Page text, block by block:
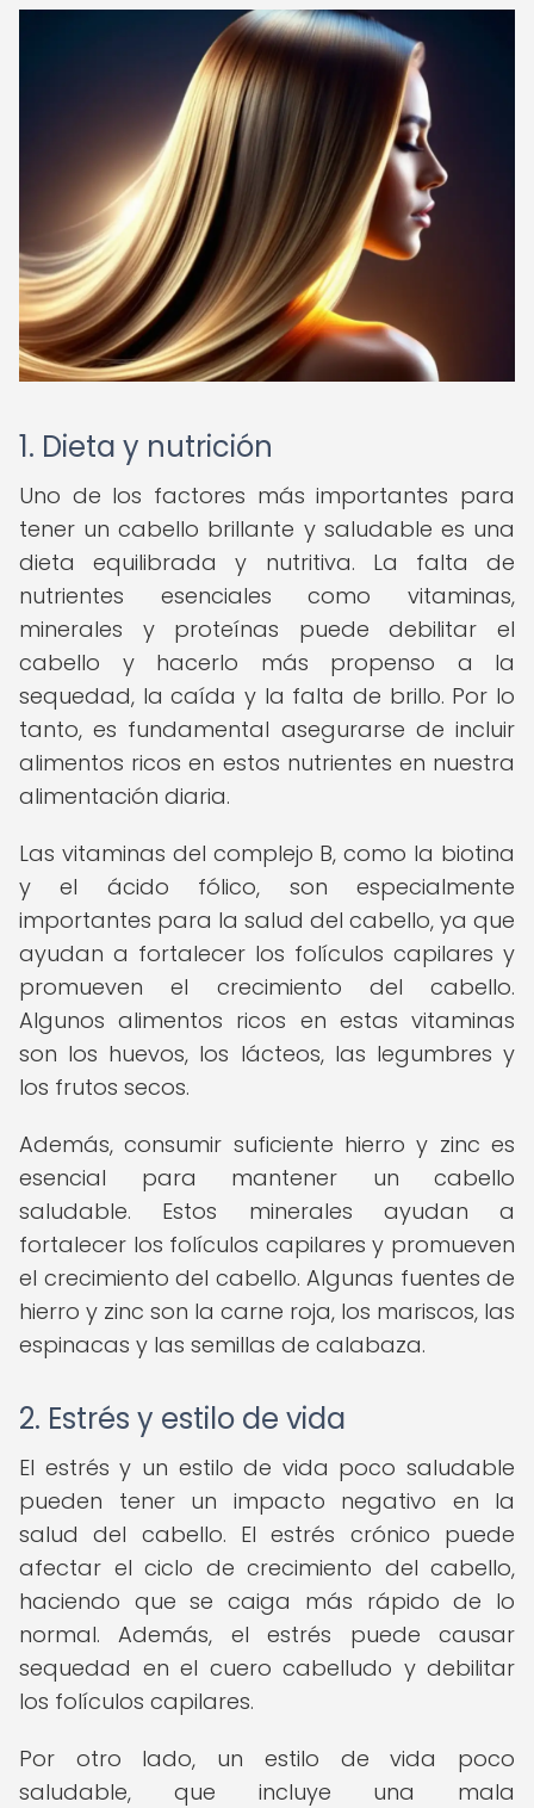
1. Dieta y nutrición
Uno de los factores más importantes para
tener un cabello brillante y saludable es una
dieta equilibrada y nutritiva. La falta de
nutrientes esenciales como vitaminas,
minerales y proteínas puede debilitar el
cabello y hacerlo más propenso a la
sequedad, la caída y la falta de brillo. Por lo
tanto, es fundamental asegurarse de incluir
alimentos ricos en estos nutrientes en nuestra
alimentación diaria.
Las vitaminas del complejo B, como la biotina
y el ácido fólico, son especialmente
importantes para la salud del cabello, ya que
ayudan a fortalecer los folículos capilares y
promueven el crecimiento del cabello.
Algunos alimentos ricos en estas vitaminas
son los huevos, los lácteos, las legumbres y
los frutos secos.
Además, consumir suficiente hierro y zinc es
esencial para mantener un cabello
saludable. Estos minerales ayudan a
fortalecer los folículos capilares y promueven
el crecimiento del cabello. Algunas fuentes de
hierro y zinc son la carne roja, los mariscos, las
espinacas y las semillas de calabaza.
2. Estrés y estilo de vida
El estrés y un estilo de vida poco saludable
pueden tener un impacto negativo en la
salud del cabello. El estrés crónico puede
afectar el ciclo de crecimiento del cabello,
haciendo que se caiga más rápido de lo
normal. Además, el estrés puede causar
sequedad en el cuero cabelludo y debilitar
los folículos capilares.
Por otro lado, un estilo de vida poco
saludable, que incluye una mala